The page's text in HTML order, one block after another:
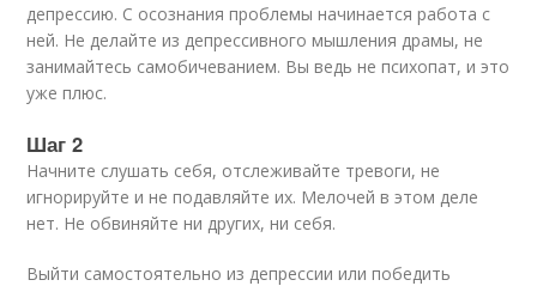
депрессию. С осознания проблемы начинается работа с
ней. Не делайте из депрессивного мышления драмы, не
занимайтесь самобичеванием. Вы ведь не психопат, и это
уже плюс.
Шаг 2
Начните слушать себя, отслеживайте тревоги, не
игнорируйте и не подавляйте их. Мелочей в этом деле
нет. Не обвиняйте ни других, ни себя.
Выйти самостоятельно из депрессии или победить